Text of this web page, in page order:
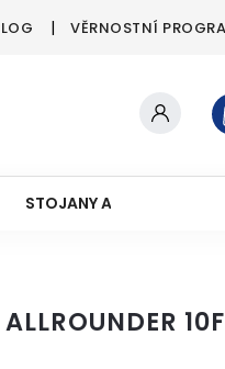
VĚRNOSTNÍ
STOJANY A